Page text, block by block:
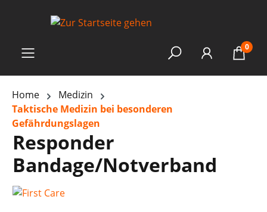
0
Home
Medizin
Taktische Medizin bei besonderen
Gefährdungslagen
Responder
Bandage/Notverband